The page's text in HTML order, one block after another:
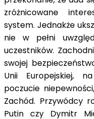
zróżnicowane
system. Jednakże
nie w pełni
uczestników.
swojej
Unii Europejskiej,
poczucie
Zachód. Przywódcy
Putin czy Dymitr